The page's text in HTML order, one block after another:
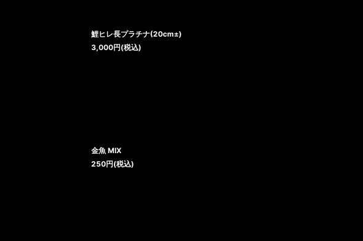
鯉ヒレ長プラチナ(20cm±)
3,000円(税込)
金魚 MIX
250円(税込)